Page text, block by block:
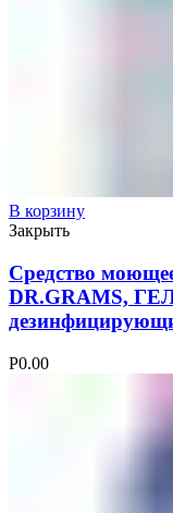
В корзину
Закрыть
Средство
DR.GRAMS,
Р0.00